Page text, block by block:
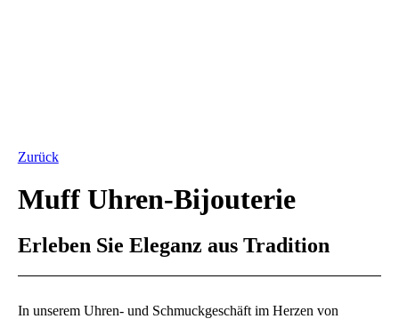
Zurück
Muff Uhren-Bijouterie
Erleben Sie Eleganz aus Tradition
In unserem Uhren- und Schmuckgeschäft im Herzen von